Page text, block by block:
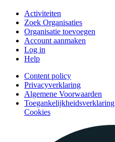
Activiteiten
Zoek Organisaties
Organisatie toevoegen
Account aanmaken
Log in
Help
Content policy
Privacyverklaring
Algemene Voorwaarden
Toegankelijkheidsverklaring
Cookies